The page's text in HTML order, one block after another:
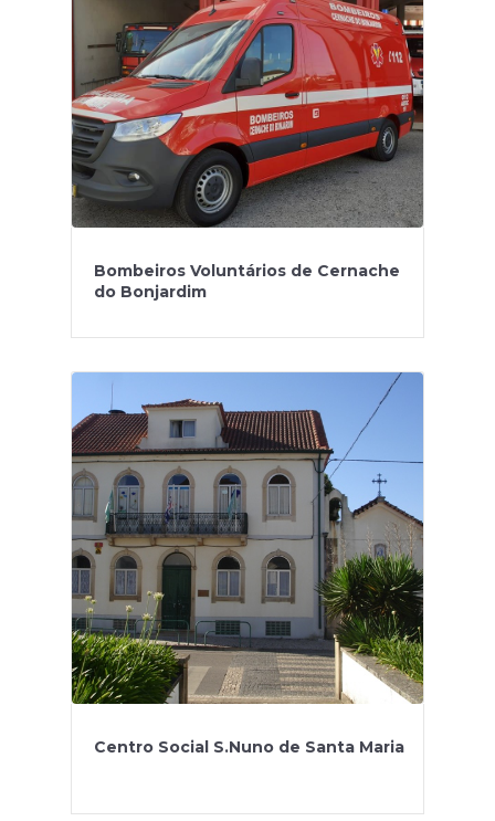
Bombeiros Voluntários de Cernache
do Bonjardim
Centro Social S.Nuno de Santa Maria